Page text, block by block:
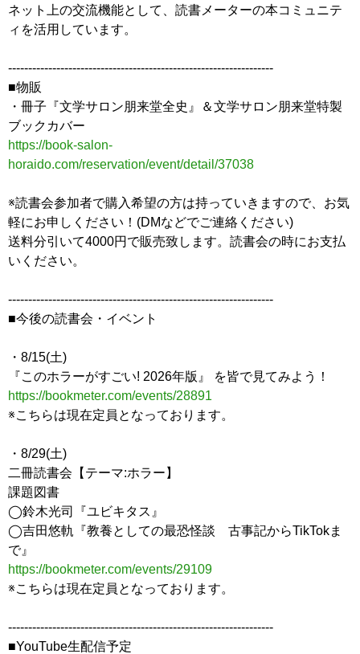
ネット上の交流機能として、読書メーターの本コミュニテ
ィを活用しています。
------------------------------------------------------------------
■物販
・冊子『文学サロン朋来堂全史』＆文学サロン朋来堂特製
ブックカバー
https://book-salon-
horaido.com/reservation/event/detail/37038
※読書会参加者で購入希望の方は持っていきますので、お気
軽にお申しください！(DMなどでご連絡ください)
送料分引いて4000円で販売致します。読書会の時にお支払
いください。
------------------------------------------------------------------
■今後の読書会・イベント
・8/15(土)
『このホラーがすごい! 2026年版』 を皆で見てみよう！
https://bookmeter.com/events/28891
※こちらは現在定員となっております。
・8/29(土)
二冊読書会【テーマ:ホラー】
課題図書
◯鈴木光司『ユビキタス』
◯吉田悠軌『教養としての最恐怪談 古事記からTikTokま
で』
https://bookmeter.com/events/29109
※こちらは現在定員となっております。
------------------------------------------------------------------
■YouTube生配信予定